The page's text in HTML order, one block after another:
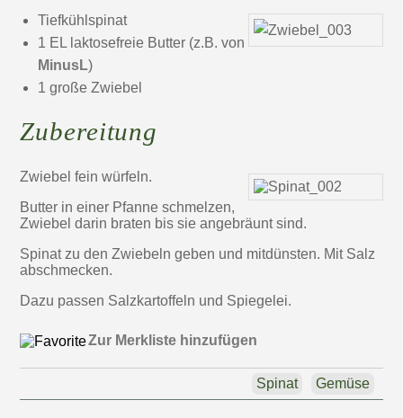
Tiefkühlspinat
1 EL laktosefreie Butter (z.B. von
MinusL)
1 große Zwiebel
Zubereitung
Zwiebel fein würfeln.
Butter in einer Pfanne schmelzen,
Zwiebel darin braten bis sie angebräunt sind.
Spinat zu den Zwiebeln geben und mitdünsten. Mit Salz
abschmecken.
Dazu passen Salzkartoffeln und Spiegelei.
Zur Merkliste hinzufügen
Gemüse
Spinat